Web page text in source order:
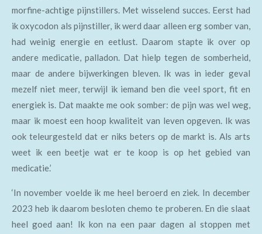
morfine-achtige pijnstillers. Met wisselend succes. Eerst had
ik oxycodon als pijnstiller, ik werd daar alleen erg somber van,
had weinig energie en eetlust. Daarom stapte ik over op
andere medicatie, palladon. Dat hielp tegen de somberheid,
maar de andere bijwerkingen bleven. Ik was in ieder geval
mezelf niet meer, terwijl ik iemand ben die veel sport, fit en
energiek is. Dat maakte me ook somber: de pijn was wel weg,
maar ik moest een hoop kwaliteit van leven opgeven. Ik was
ook teleurgesteld dat er niks beters op de markt is. Als arts
weet ik een beetje wat er te koop is op het gebied van
medicatie.’
‘In november voelde ik me heel beroerd en ziek. In december
2023 heb ik daarom besloten chemo te proberen. En die slaat
heel goed aan! Ik kon na een paar dagen al stoppen met